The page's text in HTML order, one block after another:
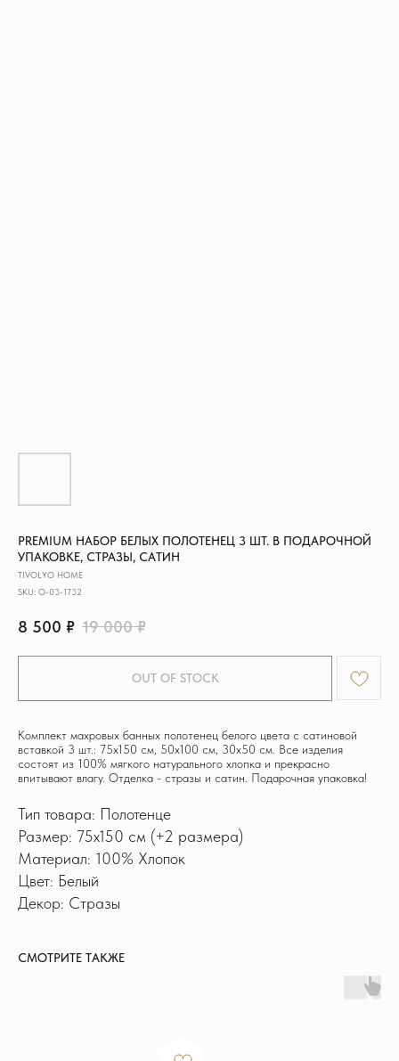
PREMIUM НАБОР БЕЛЫХ ПОЛОТЕНЕЦ 3 ШТ. В ПОДАРОЧНОЙ
УПАКОВКЕ, СТРАЗЫ, САТИН
TIVOLYO HOME
SKU: O-03-1732
8 500 ₽ 19 000 ₽
OUT OF STOCK
Комплект махровых банных полотенец белого цвета с сатиновой
вставкой 3 шт.: 75х150 см, 50х100 см, 30х50 см. Все изделия
состоят из 100% мягкого натурального хлопка и прекрасно
впитывают влагу. Отделка - стразы и сатин. Подарочная упаковка!
Тип товара: Полотенце
Размер: 75x150 см (+2 размера)
Материал: 100% Хлопок
Цвет: Белый
Декор: Стразы
СМОТРИТЕ ТАКЖЕ